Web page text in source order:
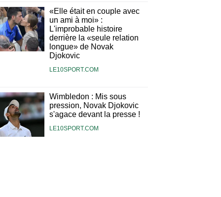
«Elle était en couple avec
un ami à moi» :
L'improbable histoire
derrière la «seule relation
longue» de Novak
Djokovic
LE10SPORT.COM
Wimbledon : Mis sous
pression, Novak Djokovic
s'agace devant la presse !
LE10SPORT.COM